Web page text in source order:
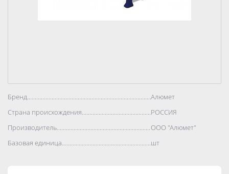
Бренд..................................................................................Алюмет
Страна происхождения..................................................................................
РОССИЯ
Производитель..................................................................................
ООО "Алюмет"
Базовая единица..................................................................................
шт